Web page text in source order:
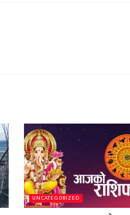
UNCATEGORIZED